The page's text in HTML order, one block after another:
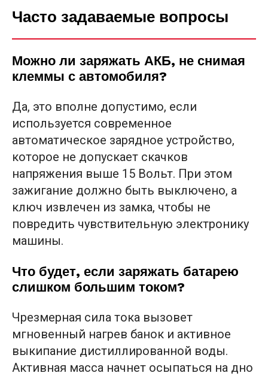
Часто задаваемые вопросы
Можно ли заряжать АКБ, не снимая
клеммы с автомобиля?
Да, это вполне допустимо, если
используется современное
автоматическое зарядное устройство,
которое не допускает скачков
напряжения выше 15 Вольт. При этом
зажигание должно быть выключено, а
ключ извлечен из замка, чтобы не
повредить чувствительную электронику
машины.
Что будет, если заряжать батарею
слишком большим током?
Чрезмерная сила тока вызовет
мгновенный нагрев банок и активное
выкипание дистиллированной воды.
Активная масса начнет осыпаться на дно